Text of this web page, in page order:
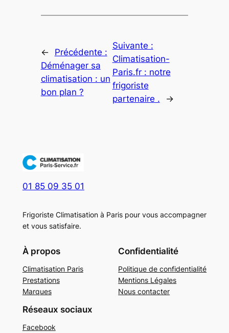
←
Précédente :
Déménager sa
climatisation : un
bon plan ?
Suivante :
Climatisation-
Paris.fr : notre
frigoriste
partenaire .
→
01 85 09 35 01
Frigoriste Climatisation à Paris pour vous accompagner
et vous satisfaire.
À propos
Climatisation Paris
Prestations
Marques
Confidentialité
Politique de confidentialité
Mentions Légales
Nous contacter
Réseaux sociaux
Facebook